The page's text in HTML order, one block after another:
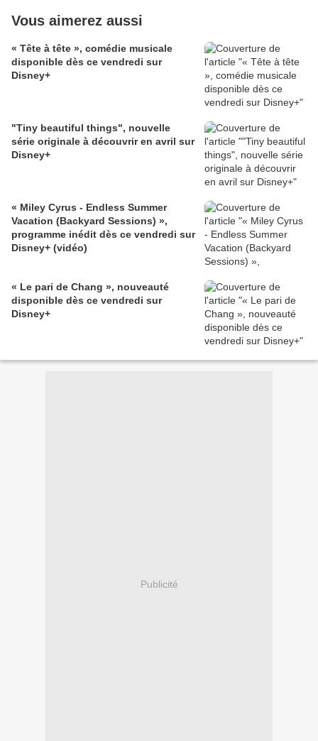
Vous aimerez aussi
« Tête à tête », comédie musicale
disponible dès ce vendredi sur
Disney+
"Tiny beautiful things", nouvelle
série originale à découvrir en avril sur
Disney+
« Miley Cyrus - Endless Summer
Vacation (Backyard Sessions) »,
programme inédit dès ce vendredi sur
Disney+ (vidéo)
« Le pari de Chang », nouveauté
disponible dès ce vendredi sur
Disney+
Publicité